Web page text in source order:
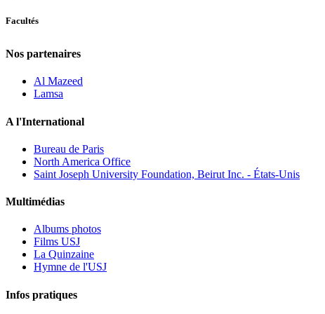
Facultés
Nos partenaires
Al Mazeed
Lamsa
A l'International
Bureau de Paris
North America Office
Saint Joseph University Foundation, Beirut Inc. - États-Unis
Multimédias
Albums photos
Films USJ
La Quinzaine
Hymne de l'USJ
Infos pratiques